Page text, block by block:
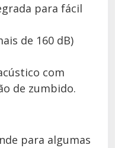
para fácil
de 160 dB)
com
de zumbido.
para algumas